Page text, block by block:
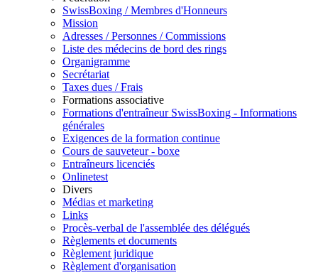
SwissBoxing / Membres d'Honneurs
Mission
Adresses / Personnes / Commissions
Liste des médecins de bord des rings
Organigramme
Secrétariat
Taxes dues / Frais
Formations associative
Formations d'entraîneur SwissBoxing - Informations
générales
Exigences de la formation continue
Cours de sauveteur - boxe
Entraîneurs licenciés
Onlinetest
Divers
Médias et marketing
Links
Procès-verbal de l'assemblée des délégués
Règlements et documents
Règlement juridique
Règlement d'organisation